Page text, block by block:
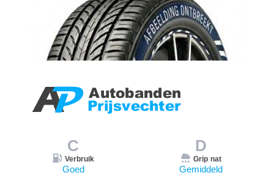
C
Verbruik
Goed
D
Grip nat
Gemiddeld